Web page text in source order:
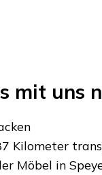
mit uns
Kilometer
Möbel in